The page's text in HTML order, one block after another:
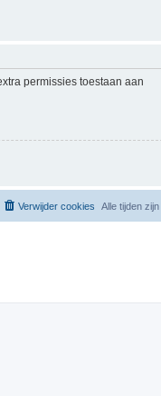
permissies toestaan aan
Alle tijden zijn
Verwijder cookies